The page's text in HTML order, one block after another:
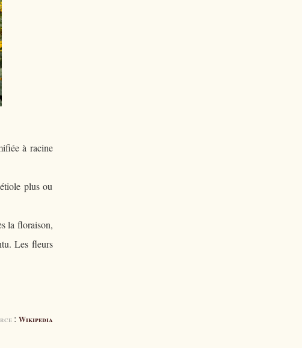
à racine
plus ou
la floraison,
Les fleurs
: Wikipedia